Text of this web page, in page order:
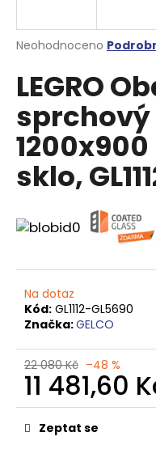
Průměrné
produktu
je
z
5
hvězdiček.
Neohodnoceno
LEGRO
sklo,
Na dotaz
Kód: GL1112-GL5690
Značka:GELCO
22 080 Kč –48 %
11 481,60
Měrná
cena:Zeptat se
j
t
?
o
p
o
u
č
u
e
m